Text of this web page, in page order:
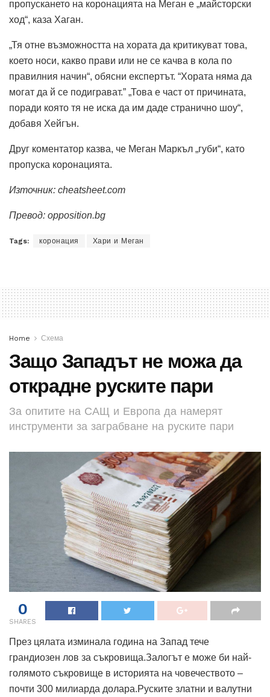
пропускането на коронацията на Меган е „майсторски
ход“, каза Хаган.
„Тя отне възможността на хората да критикуват това,
което носи, какво прави или не се качва в кола по
правилния начин“, обясни експертът. “Хората няма да
могат да й се подиграват.” „Това е част от причината,
поради която тя не иска да им даде странично шоу“,
добавя Хейгън.
Друг коментатор казва, че Меган Маркъл „губи“, като
пропуска коронацията.
Източник: cheatsheet.com
Превод: opposition.bg
Tags: коронация Хари и Меган
Home Схема
Защо Западът не можа да
открадне руските пари
За опитите на САЩ и Европа да намерят
инструменти за заграбване на руските пари
0
SHARES
През цялата изминала година на Запад тече
грандиозен лов за съкровища.Залогът е може би най-
голямото съкровище в историята на човечеството –
почти 300 милиарда долара.Руските златни и валутни